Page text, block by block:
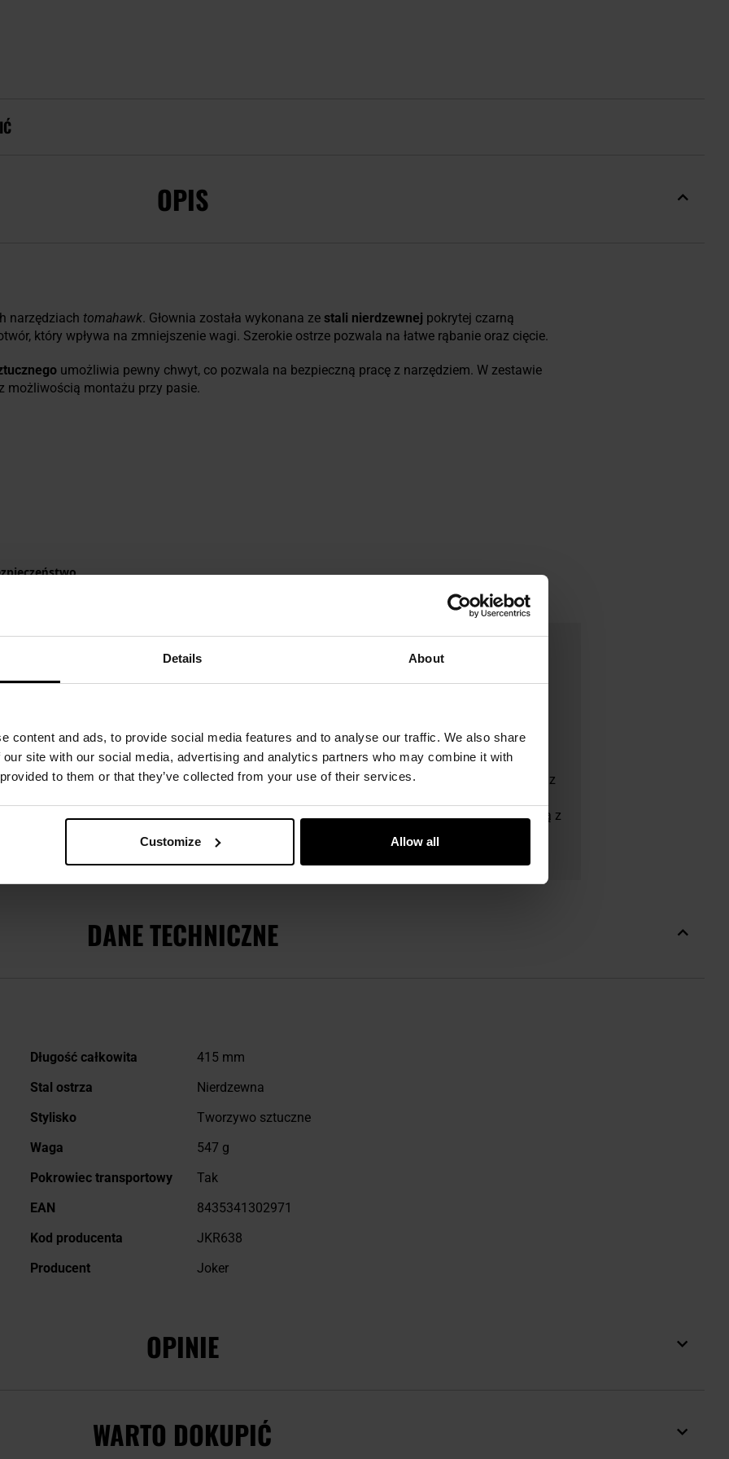
Details About
content and ads, to provide social media features and to analyse our traffic. We also share
site with our social media, advertising and analytics partners who may combine it with
to them or that they’ve collected from your use of their services.
Customize Allow all
OPIS
narzędziach tomahawk. Głownia została wykonana ze stali nierdzewnej pokrytej czarną
który wpływa na zmniejszenie wagi. Szerokie ostrze pozwala na łatwe rąbanie oraz cięcie.
umożliwia pewny chwyt, co pozwala na bezpieczną pracę z narzędziem. W zestawie
z możliwością montażu przy pasie.
Joker.
w 1987 roku w Albacete - mieście z głębokimi tradycjami rzemieślniczymi w produkcji
technologiami, tworząc ręcznie noże bushcraftowe, survivalowe, myśliwskie, taktyczne oraz
takich jak stal Sandvik 14C28N, Micarta czy poroże jelenia. Popularne modele to Artica,
podczas IWA 2025 - między innymi Oso TS1 oraz imponujące Bowie 9.45″ z rękojeścią z
Marka oferuje jedną z najszerszych gam noży w Europie, a jej wyroby cieszą się uznaniem
jak i kolekcjonerów.
DANE TECHNICZNE
Więcej
Długość całkowita
415 mm
Stal ostrza
Nierdzewna
Stylisko
Tworzywo sztuczne
Waga
547 g
Pokrowiec transportowy
Tak
EAN
8435341302971
Kod producenta
JKR638
Producent
Joker
OPINIE
WARTO DOKUPIĆ